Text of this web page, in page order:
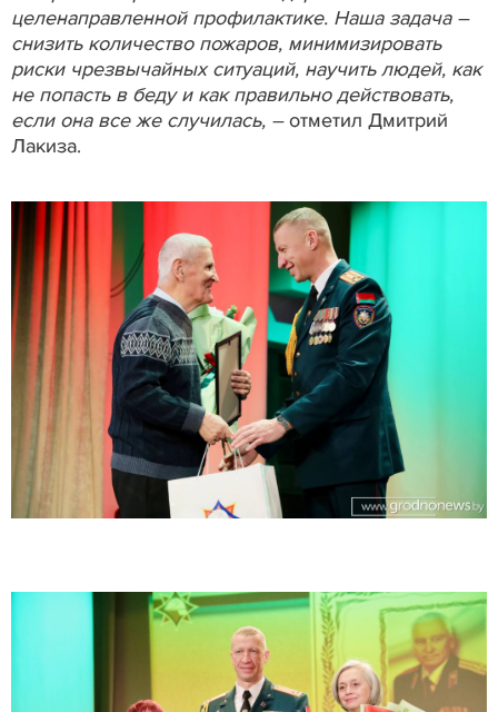
целенаправленной профилактике. Наша задача –
снизить количество пожаров, минимизировать
риски чрезвычайных ситуаций, научить людей, как
не попасть в беду и как правильно действовать,
если она все же случилась, –отметил Дмитрий
Лакиза.